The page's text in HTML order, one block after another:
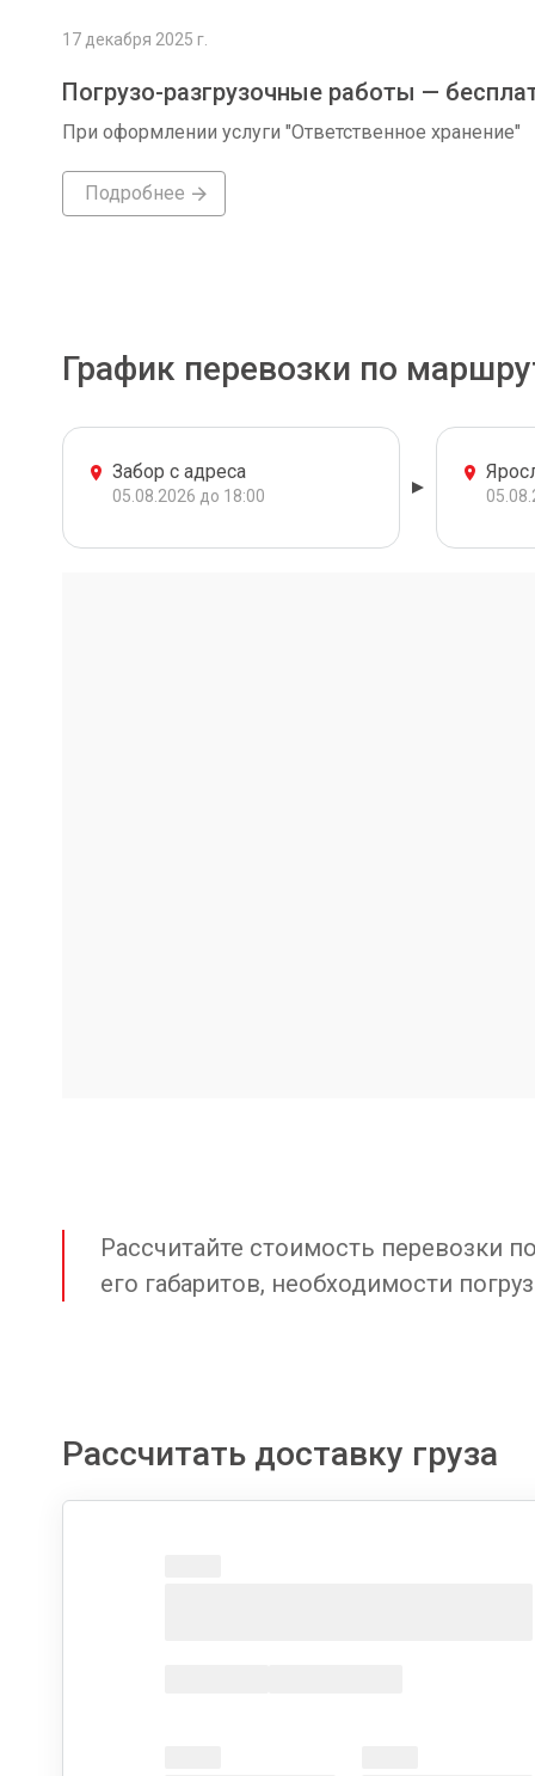
17 декабря 2025 г.
Погрузо-разгрузочные работы —
При оформлении услуги "Ответственное хранение"
Подробнее
График перевозки по
Забор с адреса
05.08.2026 до 18:00
Рассчитайте стоимость перевозки
его габаритов, необходимости
Рассчитать доставку груза